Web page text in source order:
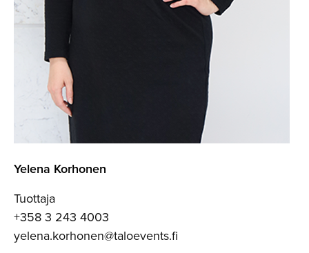
Yelena Korhonen
Tuottaja
+358 3 243 4003
yelena.korhonen@taloevents.fi